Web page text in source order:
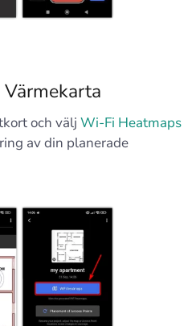
och välj Wi-Fi Heatmaps
av din planerade